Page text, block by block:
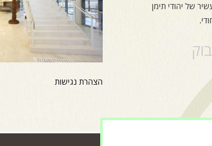
של יהודי תימן
הצהרת נגישות